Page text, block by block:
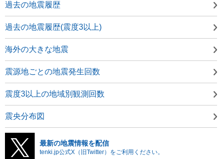
過去の地震履歴
過去の地震履歴(震度3以上)
海外の大きな地震
震源地ごとの地震発生回数
震度3以上の地域別観測回数
震央分布図
最新の地震情報を配信
tenki.jp公式X（旧Twitter）をご利用ください。